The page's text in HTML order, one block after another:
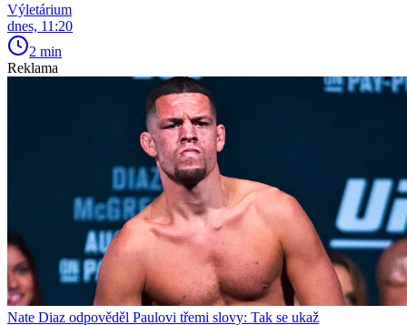
Výletárium
dnes, 11:20
2 min
Reklama
Nate Diaz odpověděl Paulovi třemi slovy: Tak se ukaž